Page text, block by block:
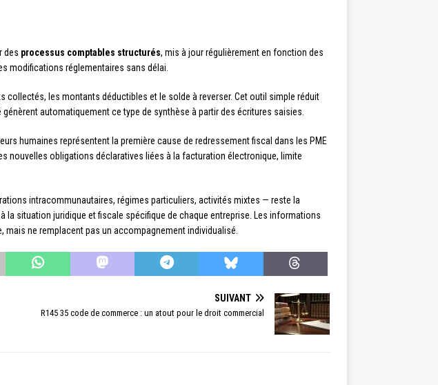
des processus comptables structurés, mis à jour régulièrement en fonction des
modifications réglementaires sans délai.
collectés, les montants déductibles et le solde à reverser. Cet outil simple réduit
automatiquement ce type de synthèse à partir des écritures saisies.
humaines représentent la première cause de redressement fiscal dans les PME
nouvelles obligations déclaratives liées à la facturation électronique, limite
intracommunautaires, régimes particuliers, activités mixtes — reste la
situation juridique et fiscale spécifique de chaque entreprise. Les informations
mais ne remplacent pas un accompagnement individualisé.
SUIVANT
R145 35 code de commerce : un atout pour le droit commercial